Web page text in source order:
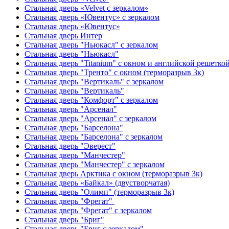
Стальная дверь «Velvet с зеркалом»
Стальная дверь «Ювентус» с зеркалом
Стальная дверь «Ювентус»
Стальная дверь Интер
Стальная дверь "Ньюкасл" с зеркалом
Стальная дверь "Ньюкасл"
Стальная дверь "Titanium" с окном и английской
Стальная дверь "Тренто" с окном (терморазрыв 3к)
Стальная дверь "Вертикаль" с зеркалом
Стальная дверь "Вертикаль"
Стальная дверь "Комфорт" с зеркалом
Стальная дверь "Арсенал"
Стальная дверь "Арсенал" с зеркалом
Стальная дверь "Барселона"
Стальная дверь "Барселона" с зеркалом
Стальная дверь "Эверест"
Стальная дверь "Манчестер"
Стальная дверь "Манчестер" с зеркалом
Стальная дверь Арктика с окном (терморазрыв 3к)
Стальная дверь «Байкал» (двустворчатая)
Стальная дверь "Олимп" (терморазрыв 3к)
Стальная дверь "Фрегат"
Стальная дверь "Фрегат" с зеркалом
Стальная дверь "Бриг"